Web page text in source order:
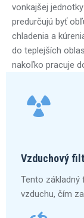
vonkajšej
predurčujú byť
chladenia a
do teplejších
nakoľko pracuje
Vzduchový
Tento
vzduchu, čím